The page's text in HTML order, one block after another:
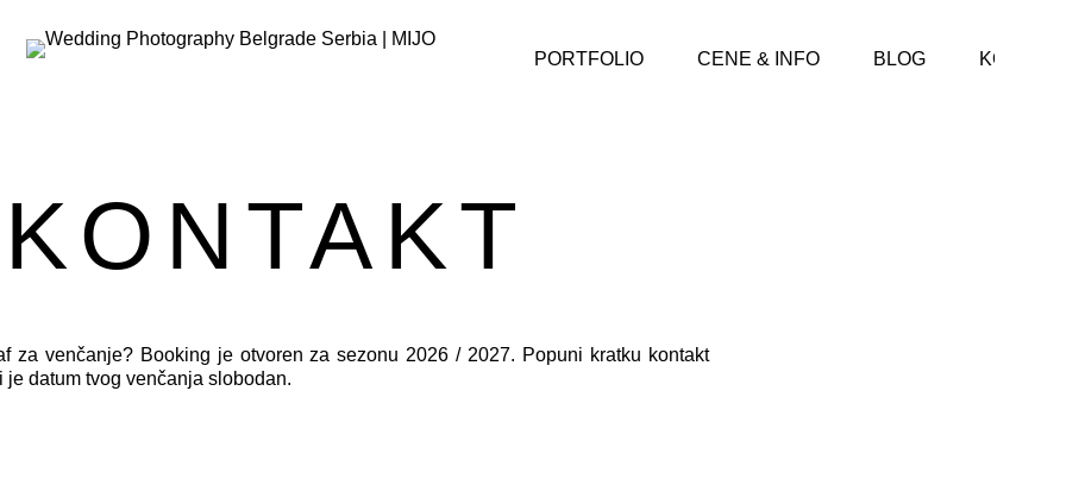
PORTFOLIO CENE & INFO BLOG
KONTAKT
za venčanje? Booking je otvoren za sezonu 2026 / 2027. Popuni kratku kontakt
je datum tvog venčanja slobodan.